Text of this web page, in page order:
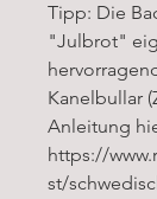
Tipp: Die
"Julbrot"
Kanelbullar
Anleitung
https://
st/